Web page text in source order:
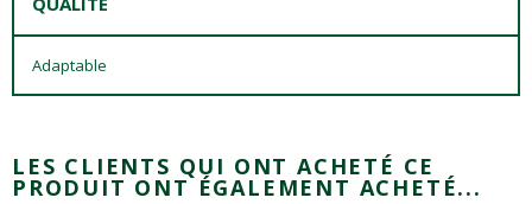
Adaptable
LES CLIENTS QUI ONT ACHETÉ CE
PRODUIT ONT ÉGALEMENT ACHETÉ...